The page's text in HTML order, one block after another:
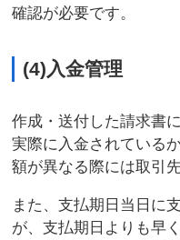
確認が必要です。
(4)入金管理
作成・送付した請求書
実際に入金されている
額が異なる際には取引
また、支払期日当日に
が、支払期日よりも早